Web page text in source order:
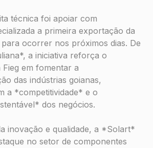
técnica foi apoiar com
a primeira exportação da
ocorrer nos próximos dias. De
a iniciativa reforça o
em fomentar a
das indústrias goianas,
a *competitividade* e o
dos negócios.
inovação e qualidade, a *Solart*
no setor de componentes